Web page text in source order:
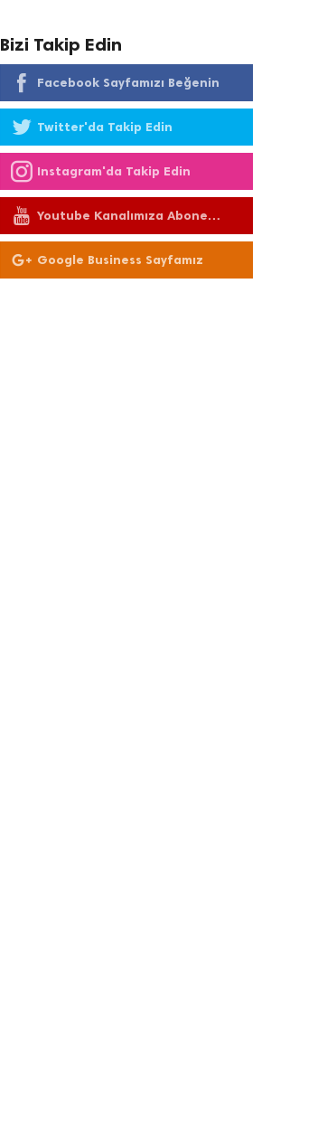
Bizi Takip Edin
Facebook Sayfamızı Beğenin
Twitter'da Takip Edin
Instagram'da Takip Edin
Youtube Kanalımıza Abone
Olun
Google Business Sayfamız